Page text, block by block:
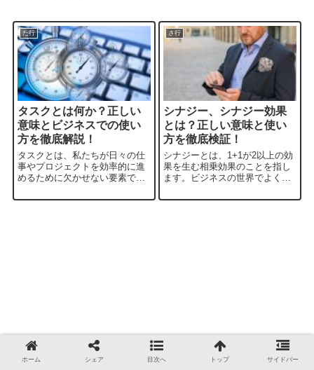
た行
タスクとは何か？正しい
意味とビジネスでの使い
方を徹底解説！
タスクとは、私たちが日々の仕
事やプロジェクトを効率的に進
めるために欠かせない要素です
十分に理解していますか？この
さ行
シナジー、シナジー効果
とは？正しい意味と使い
方を徹底検証！
シナジーとは、1+1が2以上の効
果を生む相乗効果のことを指し
ます。ビジネスの世界でよく使
が協力することで、より高い成
ホーム シェア 目次へ トップ サイドバー